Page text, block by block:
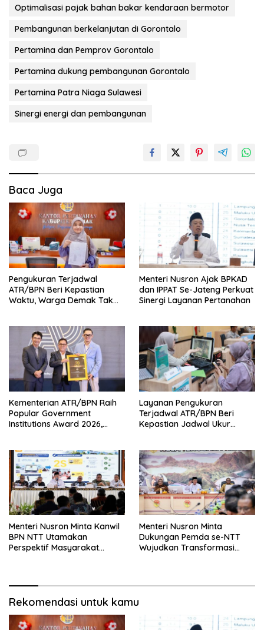
Optimalisasi pajak bahan bakar kendaraan bermotor
Pembangunan berkelanjutan di Gorontalo
Pertamina dan Pemprov Gorontalo
Pertamina dukung pembangunan Gorontalo
Pertamina Patra Niaga Sulawesi
Sinergi energi dan pembangunan
Baca Juga
Pengukuran Terjadwal
ATR/BPN Beri Kepastian
Waktu, Warga Demak Tak
Menteri Nusron Ajak BPKAD
dan IPPAT Se-Jateng Perkuat
Sinergi Layanan Pertanahan
Kementerian ATR/BPN Raih
Popular Government
Institutions Award 2026,
Layanan Pengukuran
Terjadwal ATR/BPN Beri
Kepastian Jadwal Ukur
Menteri Nusron Minta Kanwil
BPN NTT Utamakan
Perspektif Masyarakat
Menteri Nusron Minta
Dukungan Pemda se-NTT
Wujudkan Transformasi
Rekomendasi untuk kamu